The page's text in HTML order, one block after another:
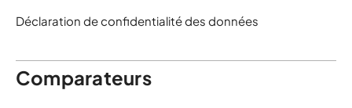
Déclaration de confidentialité des données
Comparateurs